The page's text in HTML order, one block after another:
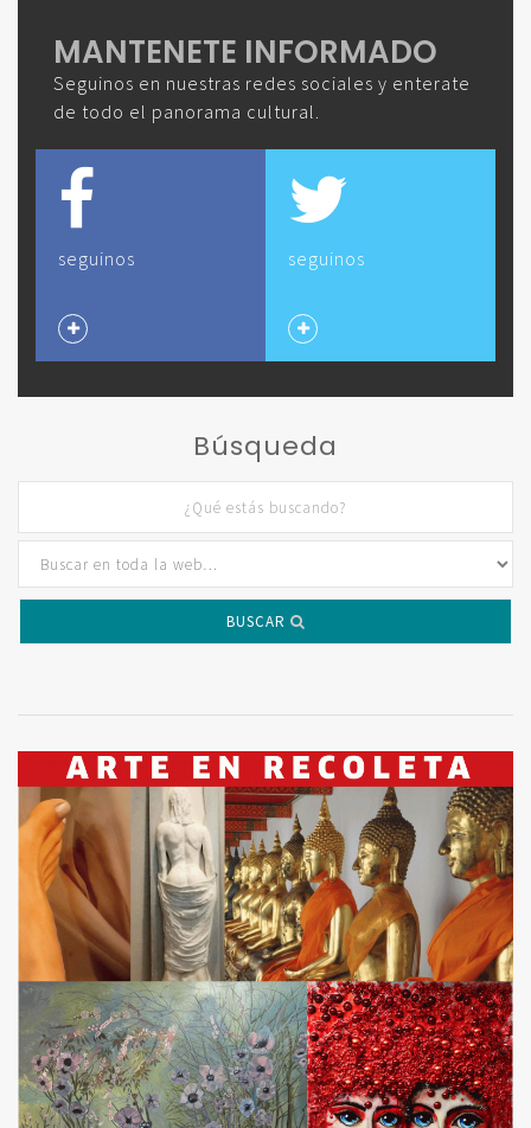
MANTENETE INFORMADO
Seguinos en nuestras redes sociales y enterate
de todo el panorama cultural.
seguinos seguinos
Búsqueda
BUSCAR